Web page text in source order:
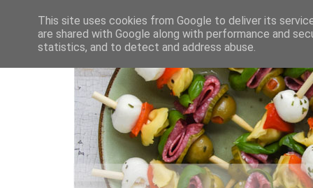
This site uses cookies from Google to deliver its
are shared with Google along with performance and
statistics, and to detect and address abuse.